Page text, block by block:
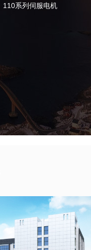
110系列伺服电机